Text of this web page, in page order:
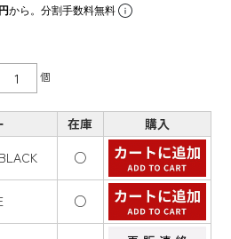
から。分割手数料無料
個
在庫 購入
○
○